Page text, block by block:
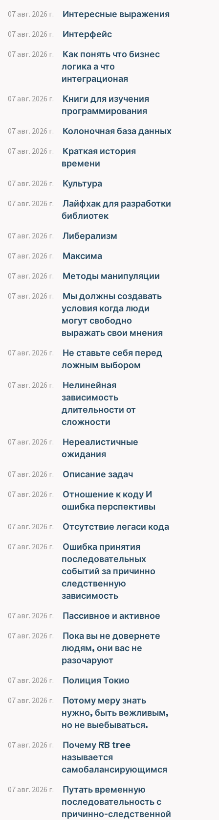
07 авг. 2026 г. Интересные выражения
07 авг. 2026 г. Интерфейс
07 авг. 2026 г.
Как понять что бизнес
логика а что
интеграционая
07 авг. 2026 г.
Книги для изучения
программирования
07 авг. 2026 г. Колоночная база данных
07 авг. 2026 г.
Краткая история
времени
07 авг. 2026 г. Культура
07 авг. 2026 г.
Лайфхак для разработки
библиотек
07 авг. 2026 г. Либерализм
07 авг. 2026 г. Максима
07 авг. 2026 г. Методы манипуляции
07 авг. 2026 г.
Мы должны создавать
условия когда люди
могут свободно
выражать свои мнения
07 авг. 2026 г.
Не ставьте себя перед
ложным выбором
07 авг. 2026 г.
Нелинейная
зависимость
длительности от
сложности
07 авг. 2026 г.
Нереалистичные
ожидания
07 авг. 2026 г. Описание задач
07 авг. 2026 г.
Отношение к коду И
ошибка перспективы
07 авг. 2026 г. Отсутствие легаси кода
07 авг. 2026 г.
Ошибка принятия
последовательных
событий за причинно
следственную
зависимость
07 авг. 2026 г. Пассивное и активное
07 авг. 2026 г.
Пока вы не довернете
людям, они вас не
разочаруют
07 авг. 2026 г. Полиция Токио
07 авг. 2026 г.
Потому меру знать
нужно, быть вежливым,
но не выебываться.
07 авг. 2026 г.
Почему RB tree
называется
самобалансирующимся
07 авг. 2026 г.
Путать временную
последовательность с
причинно-следственной